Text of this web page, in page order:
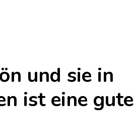
und sie in
ist eine gute